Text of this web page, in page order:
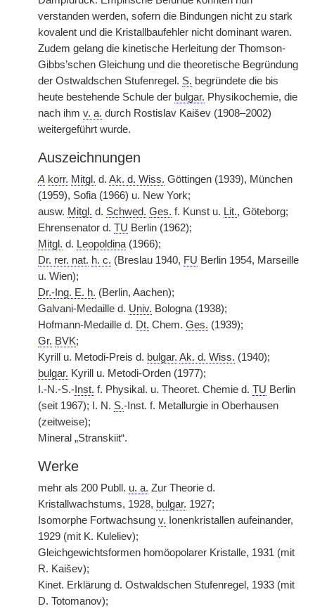
verstanden werden, sofern die Bindungen nicht zu stark
kovalent und die Kristallbaufehler nicht dominant waren.
Zudem gelang die kinetische Herleitung der Thomson-
Gibbs’schen Gleichung und die theoretische Begründung
der Ostwaldschen Stufenregel. S. begründete die bis
heute bestehende Schule der bulgar. Physikochemie, die
nach ihm v. a. durch Rostislav Kaišev (1908–2002)
weitergeführt wurde.
Auszeichnungen
A korr. Mitgl. d. Ak. d. Wiss. Göttingen (1939), München
(1959), Sofia (1966) u. New York;
ausw. Mitgl. d. Schwed. Ges. f. Kunst u. Lit., Göteborg;
Ehrensenator d. TU Berlin (1962);
Mitgl. d. Leopoldina (1966);
Dr. rer. nat. h. c. (Breslau 1940, FU Berlin 1954, Marseille
u. Wien);
Dr.-Ing. E. h. (Berlin, Aachen);
Galvani-Medaille d. Univ. Bologna (1938);
Hofmann-Medaille d. Dt. Chem. Ges. (1939);
Gr. BVK;
Kyrill u. Metodi-Preis d. bulgar. Ak. d. Wiss. (1940);
bulgar. Kyrill u. Metodi-Orden (1977);
I.-N.-S.- Inst. f. Physikal. u. Theoret. Chemie d. TU Berlin
(seit 1967); I. N. S.-Inst. f. Metallurgie in Oberhausen
(zeitweise);
Mineral „Stranskiit“.
Werke
mehr als 200 Publl. u. a. Zur Theorie d.
Kristallwachstums, 1928, bulgar. 1927;
Isomorphe Fortwachsung v. Ionenkristallen aufeinander,
1929 (mit K. Kuleliev);
Gleichgewichtsformen homöopolarer Kristalle, 1931 (mit
R. Kaišev);
Kinet. Erklärung d. Ostwaldschen Stufenregel, 1933 (mit
D. Totomanov);